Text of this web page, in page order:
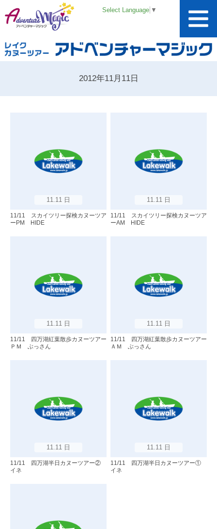
Select Language ▼
2012年11月11日
11.11 日
11/11 スカイツリー探検カヌーツア
ーPM HIDE
11.11 日
11/11 スカイツリー探検カヌーツア
ーAM HIDE
11.11 日
11/11 四万湖紅葉散歩カヌーツアー
ＰＭ ぶっさん
11.11 日
11/11 四万湖紅葉散歩カヌーツアー
ＡＭ ぶっさん
11.11 日
11/11 四万湖半日カヌーツアー②
イネ
11.11 日
11/11 四万湖半日カヌーツアー①
イネ